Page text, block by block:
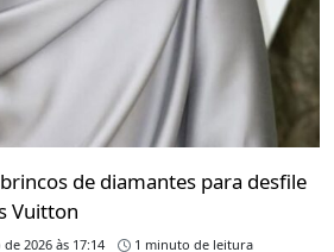
de diamantes para desfile
Vuitton
2026 às 17:14 1 minuto de leitura